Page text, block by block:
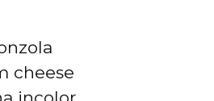
cheese